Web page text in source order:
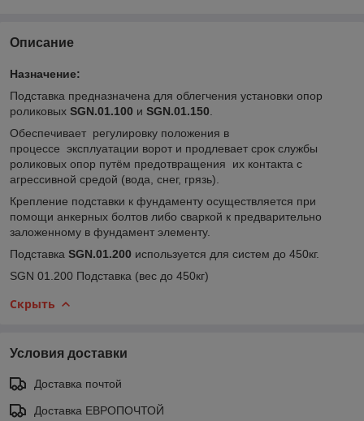
Описание
Назначение:
Подставка предназначена для облегчения установки опор
роликовых SGN.01.100 и SGN.01.150
Обеспечивает регулировку положения в
процессе эксплуатации ворот и продлевает срок службы
роликовых опор путём предотвращения их контакта с
агрессивной средой (вода, снег, грязь).
Крепление подставки к фундаменту осуществляется при
помощи анкерных болтов либо сваркой к предварительно
заложенному в фундамент элементу.
Подставка SGN.01.200 используется для систем до 450кг.
SGN 01.200 Подставка (вес до 450кг)
Скрыть
Условия доставки
Доставка почтой
Доставка ЕВРОПОЧТОЙ